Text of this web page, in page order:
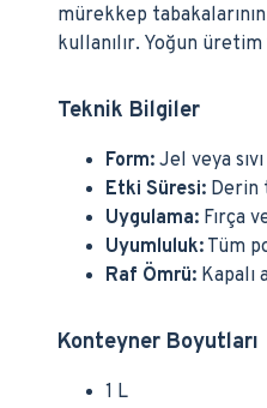
mürekkep
kullanılır. Yoğun
Teknik Bilgiler
Form: Jel veya
Etki Süresi: Derin
Uygulama: Fırça
Uyumluluk: Tüm
Raf Ömrü: Kapalı
Konteyner Boyutları
1 L